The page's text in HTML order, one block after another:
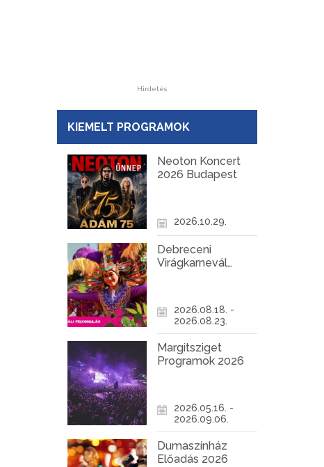
Hirdetés
KIEMELT PROGRAMOK
Neoton Koncert
2026 Budapest
2026.10.29.
Debreceni
Virágkarnevál
2026.08.18. -
2026.08.23.
Margitsziget
Programok 2026
2026.05.16. -
2026.09.06.
Dumaszínház
Előadás 2026